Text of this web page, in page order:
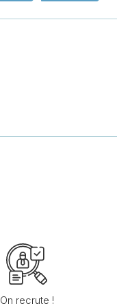
On recrute !